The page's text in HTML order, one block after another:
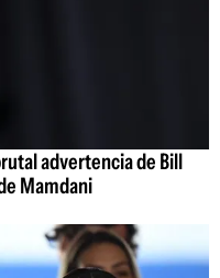
advertencia de Bill
Mamdani